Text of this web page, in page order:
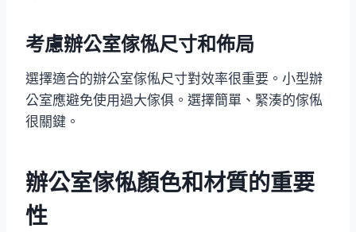
考慮辦公室傢俬尺寸和佈局
選擇適合的辦公室傢俬尺寸對效率很重要。小型辦
公室應避免使用過大傢俱。選擇簡單、緊湊的傢俬
很關鍵。
辦公室傢俬顏色和材質的重要
性